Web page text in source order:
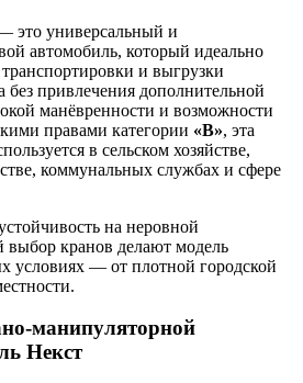
это универсальный и
автомобиль, который идеально
и выгрузки
без привлечения дополнительной
манёвренности и возможности
правами категории «B», эта
в сельском хозяйстве,
коммунальных службах и сфере
на неровной
кранов делают модель
условиях — от плотной городской
манипуляторной
Некст